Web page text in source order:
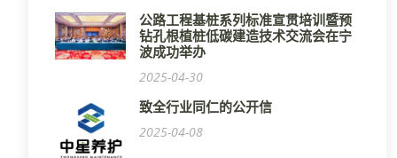
公路工程基桩系列标准宣贯培训暨预
钻孔根植桩低碳建造技术交流会在宁
波成功举办
2025-04-30
致全行业同仁的公开信
2025-04-08